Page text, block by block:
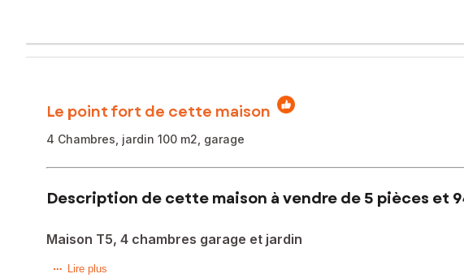
Le point fort de cette maison
4 Chambres, jardin 100 m2, garage
Description de cette maison à vendre de 5 pièces et
Maison T5, 4 chambres garage et jardin
Sur la commune du Taillan-Médoc, à 3 minutes en voiture de la mairie,
Lire plus